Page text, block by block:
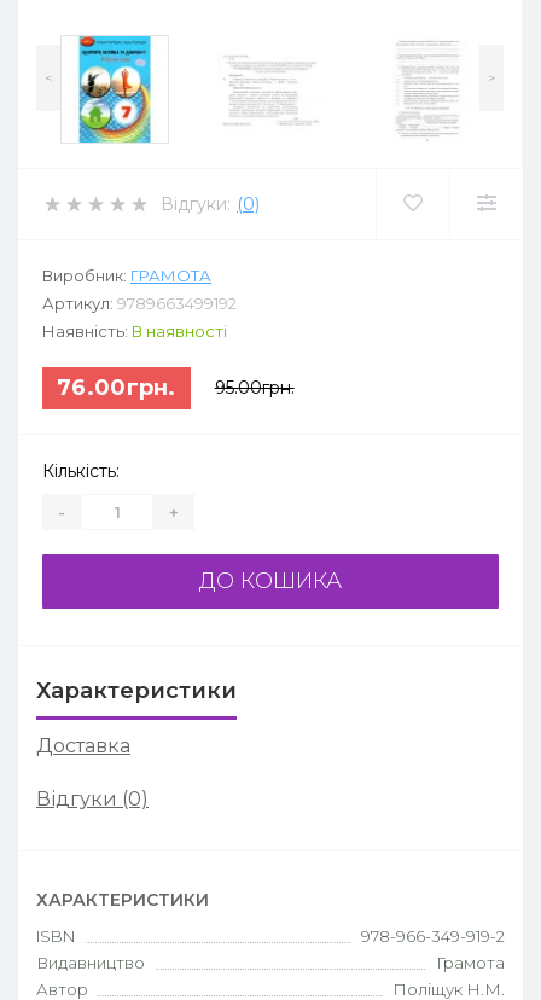
< >
Відгуки: (0)
Виробник: ГРАМОТА
Артикул: 9789663499192
Наявність: В наявності
76.00грн. 95.00грн.
Кількість:
- +
ДО КОШИКА
Характеристики
Доставка
Відгуки (0)
ХАРАКТЕРИСТИКИ
ISBN
978-966-349-919-2
Видавництво
Грамота
Автор
Поліщук Н.М.